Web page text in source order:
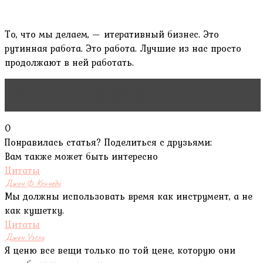
То, что мы делаем, — итеративный бизнес. Это
рутинная работа. Это работа. Лучшие из нас просто
продолжают в ней работать.
0
Понравилась статья? Поделиться с друзьями:
Вам также может быть интересно
Цитаты
Джон Ф. Кеннеди
Мы должны использовать время как инструмент, а не
как кушетку.
Цитаты
Джон Уэсли
Я ценю все вещи только по той цене, которую они